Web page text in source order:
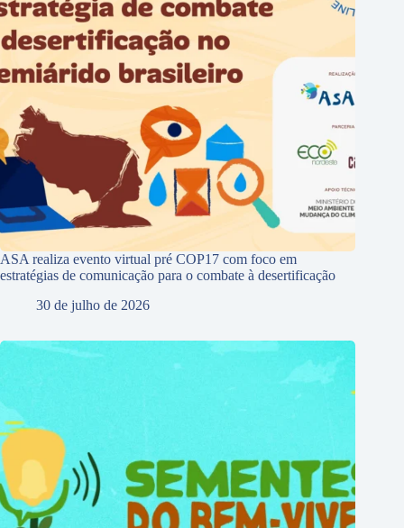
ASA realiza evento virtual pré COP17 com foco em
estratégias de comunicação para o combate à desertificação
30 de julho de 2026